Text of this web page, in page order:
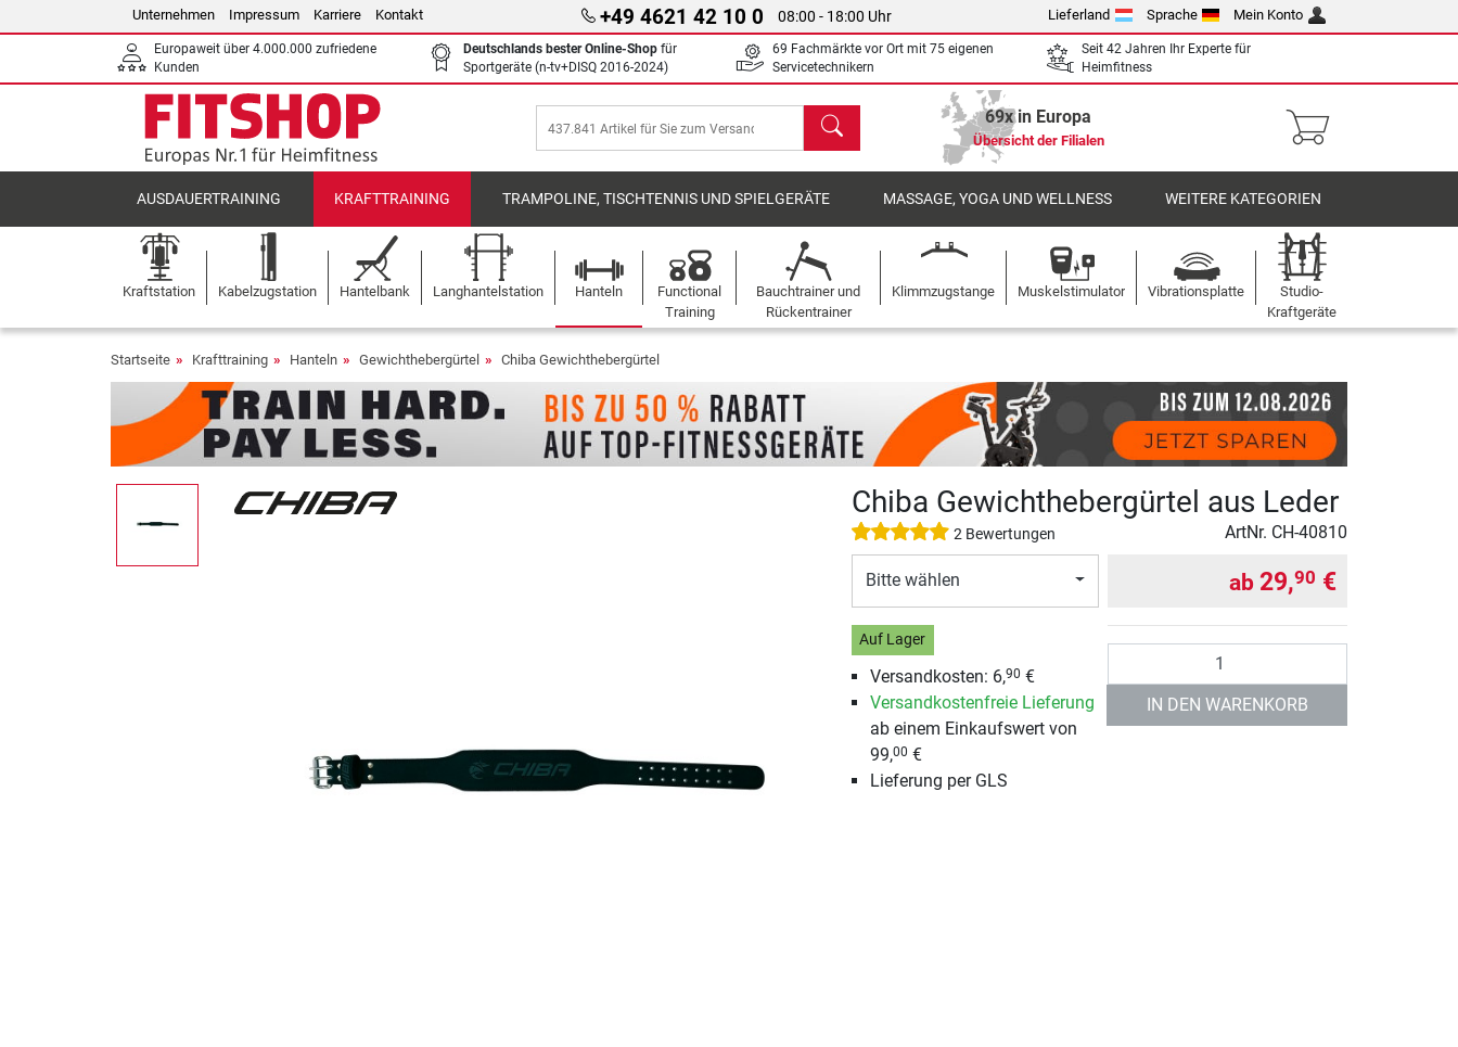
Unternehmen Impressum Karriere Kontakt +49 4621 42 10 0 08:00 - 18:00 Uhr Lieferland Sprache Mein Konto
Europaweit über 4.000.000 zufriedene
Kunden
Deutschlands bester Online-Shop für
Sportgeräte (n-tv+DISQ 2016-2024)
69 Fachmärkte vor Ort mit 75 eigenen
Servicetechnikern
Seit 42 Jahren Ihr Experte für
Heimfitness
Suchen 69x in Europa
Übersicht der Filialen
AUSDAUERTRAINING KRAFTTRAINING TRAMPOLINE, TISCHTENNIS UND SPIELGERÄTE MASSAGE, YOGA UND WELLNESS WEITERE KATEGORIEN
Kraftstation Kabelzugstation Hantelbank Langhantelstation Hanteln
Functional
Training
Bauchtrainer und
Rückentrainer
Klimmzugstange Muskelstimulator Vibrationsplatte
Studio-
Kraftgeräte
Startseite Krafttraining Hanteln Gewichthebergürtel Chiba Gewichthebergürtel
Chiba Gewichthebergürtel aus Leder
2 Bewertungen ArtNr. CH-40810
Bitte wählen
Auf Lager
Versandkosten: 6,90 €
Versandkostenfreie Lieferung
ab einem Einkaufswert von
99,00 €
Lieferung per GLS
ab 29,90 €
IN DEN WARENKORB